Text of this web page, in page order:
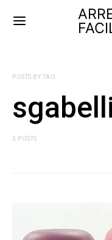
POSTS BY TAG
3 POSTS